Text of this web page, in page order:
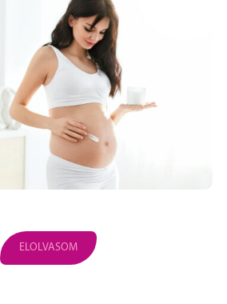
ELOLVASOM